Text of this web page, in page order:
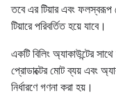
তবে এর টিয়ার এবং ফলস্বরূপ
টিয়ারে পরিবর্তিত হয়ে যাবে।
একটি বিলিং অ্যাকাউন্টের
প্রোডাক্টের মোট ব্যয় এবং
নির্ধারণে গণনা করা হয়।